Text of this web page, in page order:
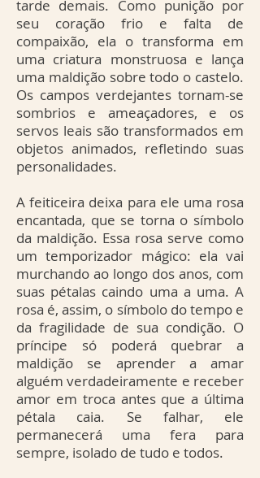
tarde demais. Como punição por
seu coração frio e falta de
compaixão, ela o transforma em
uma criatura monstruosa e lança
uma maldição sobre todo o castelo.
Os campos verdejantes tornam-se
sombrios e ameaçadores, e os
servos leais são transformados em
objetos animados, refletindo suas
personalidades.
A feiticeira deixa para ele uma rosa
encantada, que se torna o símbolo
da maldição. Essa rosa serve como
um temporizador mágico: ela vai
murchando ao longo dos anos, com
suas pétalas caindo uma a uma. A
rosa é, assim, o símbolo do tempo e
da fragilidade de sua condição. O
príncipe só poderá quebrar a
maldição se aprender a amar
alguém verdadeiramente e receber
amor em troca antes que a última
pétala caia. Se falhar, ele
permanecerá uma fera para
sempre, isolado de tudo e todos.